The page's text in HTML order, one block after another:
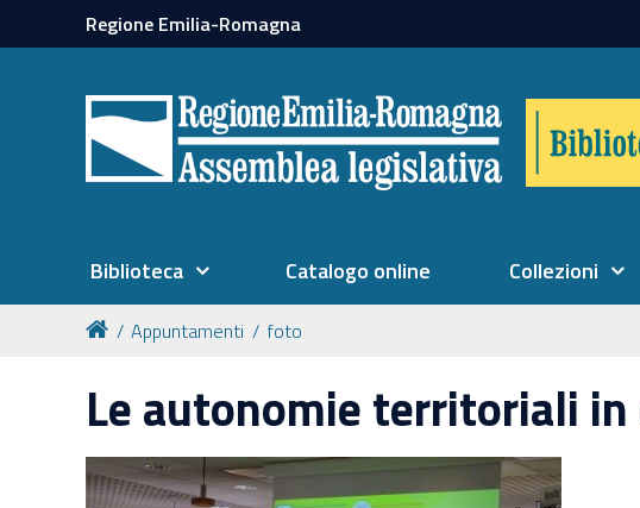
Regione Emilia-Romagna
Biblioteca Catalogo online Collezioni
Appuntamenti foto
Le autonomie territoriali